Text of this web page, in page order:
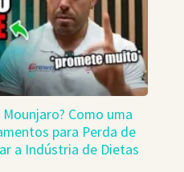
Como uma
para Perda de
a Indústria de Dietas